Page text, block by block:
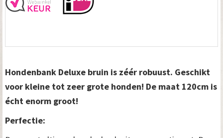
Hondenbank Deluxe bruin is zéér robuust. Geschikt
voor kleine tot zeer grote honden! De maat 120cm is
écht enorm groot!
Perfectie: